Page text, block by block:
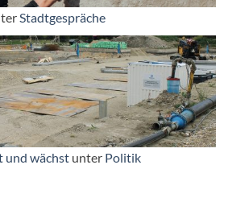
Stadtgespräche
und wächst unter Politik